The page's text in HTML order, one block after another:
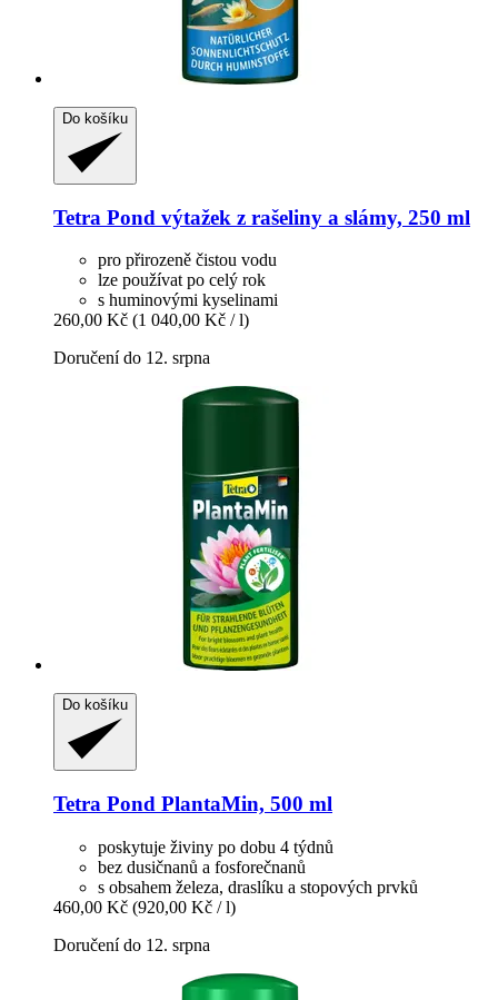
Do košíku
Tetra Pond výtažek z rašeliny a slámy, 250 ml
pro přirozeně čistou vodu
lze používat po celý rok
s huminovými kyselinami
260,00 Kč (1 040,00 Kč / l)
Doručení do 12. srpna
Do košíku
Tetra Pond PlantaMin, 500 ml
poskytuje živiny po dobu 4 týdnů
bez dusičnanů a fosforečnanů
s obsahem železa, draslíku a stopových prvků
460,00 Kč (920,00 Kč / l)
Doručení do 12. srpna